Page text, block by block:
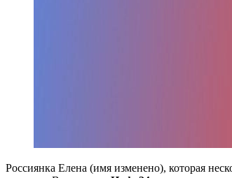
Россиянка Елена (имя изменено), которая